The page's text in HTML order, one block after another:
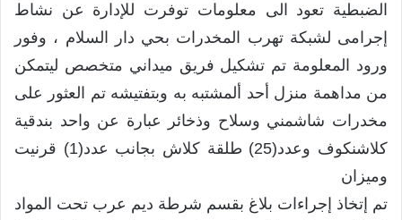
الضبطية تعود الى معلومات توفرت للإدارة عن نشاط
إجرامى لشبكة تهرب المخدرات بحي دار السلام ، وفور
ورود المعلومة تم تشكيل فريق ميداني متخصص ليتمكن
من مداهمة منزل أحد ألمشتبه به وبتفتيشه تم العثور على
مخدرات شاشمني وسلاح وذخائر عبارة عن واحد بندقية
كلاشنكوف وعدد(25) طلقة كلاش بجانب عدد(1) قرنيت
وميزان
تم إتخاذ إجراءات بلاغ بقسم شرطة ديم عرب تحت المواد